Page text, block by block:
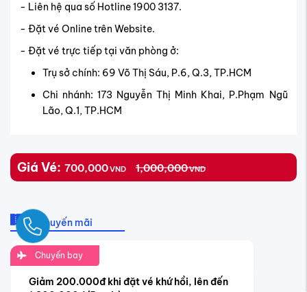
- Liên hệ qua số Hotline 1900 3137.
- Đặt vé Online trên Website.
- Đặt vé trực tiếp tại văn phòng ở:
Trụ sở chính: 69 Võ Thị Sáu, P.6, Q.3, TP.HCM
Chi nhánh: 173 Nguyễn Thị Minh Khai, P.Phạm Ngũ
Lão, Q.1, TP.HCM
Giá Vé: 700,000VND 1,000,000VND
Khuyến mãi
Chuyến bay
Giảm 200.000đ khi đặt vé khứ hồi, lên đến